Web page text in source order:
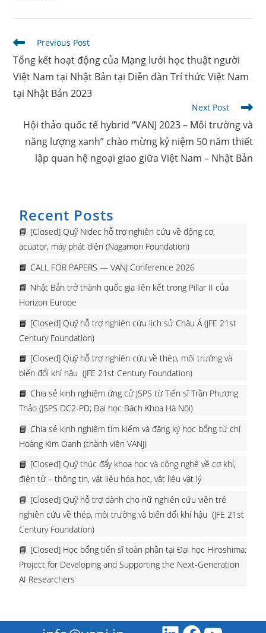
Read
more
articles
Previous Post
Tổng kết hoạt động của Mạng lưới học thuật người
Việt Nam tại Nhật Bản tại Diễn đàn Trí thức Việt Nam
tại Nhật Bản 2023
Next Post
Hội thảo quốc tế hybrid “VANJ 2023 – Môi trường và
năng lượng xanh” chào mừng kỷ niệm 50 năm thiết
lập quan hệ ngoại giao giữa Việt Nam – Nhật Bản
Recent Posts
[Closed] Quỹ Nidec hỗ trợ nghiên cứu về động cơ,
acuator, máy phát điện (Nagamori Foundation)
CALL FOR PAPERS — VANJ Conference 2026
Nhật Bản trở thành quốc gia liên kết trong Pillar II của
Horizon Europe
[Closed] Quỹ hỗ trợ nghiên cứu lịch sử Châu Á (JFE 21st
Century Foundation)
[Closed] Quỹ hỗ trợ nghiên cứu về thép, môi trường và
biến đổi khí hậu (JFE 21st Century Foundation)
Chia sẻ kinh nghiệm ứng cử JSPS từ Tiến sĩ Trần Phương
Thảo (JSPS DC2-PD; Đại học Bách Khoa Hà Nội)
Chia sẻ kinh nghiệm tìm kiếm và đăng ký học bổng từ chị
Hoàng Kim Oanh (thành viên VANJ)
[Closed] Quỹ thúc đẩy khoa học và công nghệ về cơ khí,
điện tử – thông tin, vật liệu hóa học, vật liệu vật lý
[Closed] Quỹ hỗ trợ dành cho nữ nghiên cứu viên trẻ
nghiên cứu về thép, môi trường và biến đổi khí hậu (JFE 21st
Century Foundation)
[Closed] Học bổng tiến sĩ toàn phần tại Đại học Hiroshima:
Project for Developing and Supporting the Next-Generation
AI Researchers